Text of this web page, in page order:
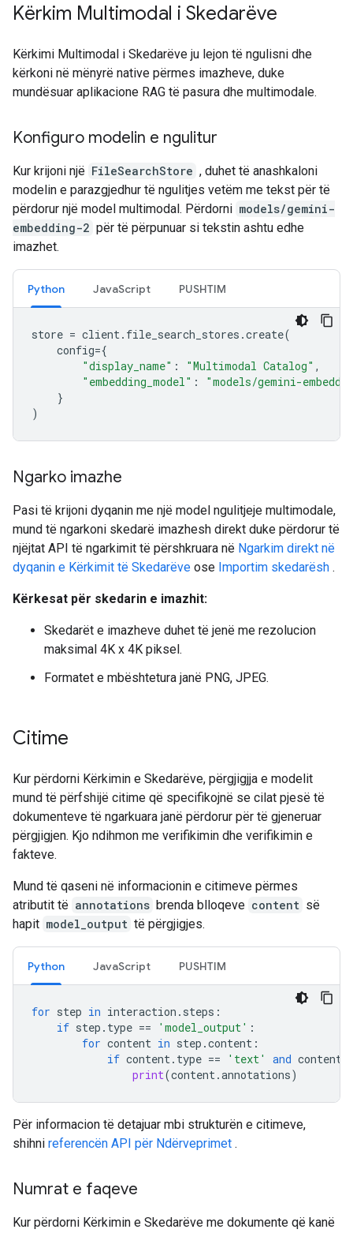
Kërkim Multimodal i Skedarëve
Kërkimi Multimodal i Skedarëve ju lejon të ngulisni dhe
kërkoni në mënyrë native përmes imazheve, duke
mundësuar aplikacione RAG të pasura dhe multimodale.
Konfiguro modelin e ngulitur
Kur krijoni një FileSearchStore , duhet të anashkaloni
modelin e parazgjedhur të ngulitjes vetëm me tekst për të
përdorur një model multimodal. Përdorni models/gemini-
embedding-2 për të përpunuar si tekstin ashtu edhe
imazhet.
Python JavaScript PUSHTIM
store = client. file_search_stores .create(
config={
"display_name" : "Multimodal Catalog" ,
"embedding_model" :
"models/gemini-
}
)
Ngarko imazhe
Pasi të krijoni dyqanin me një model ngulitjeje multimodale,
mund të ngarkoni skedarë imazhesh direkt duke përdorur të
njëjtat API të ngarkimit të përshkruara në Ngarkim direkt në
dyqanin e Kërkimit të Skedarëve ose Importim skedarësh .
Kërkesat për skedarin e imazhit:
Skedarët e imazheve duhet të jenë me rezolucion
maksimal 4K x 4K piksel.
Formatet e mbështetura janë PNG, JPEG.
Citime
Kur përdorni Kërkimin e Skedarëve, përgjigjja e modelit
mund të përfshijë citime që specifikojnë se cilat pjesë të
dokumenteve të ngarkuara janë përdorur për të gjeneruar
përgjigjen. Kjo ndihmon me verifikimin dhe verifikimin e
fakteve.
Mund të qaseni në informacionin e citimeve përmes
atributit të annotations brenda blloqeve content së
hapit model_output të përgjigjes.
Python JavaScript PUSHTIM
for step in interaction . steps :
if step . type == 'model_output' :
for content in step .content :
if content. type == 'text' and content
print(content.annotations)
Për informacion të detajuar mbi strukturën e citimeve,
shihni referencën API për Ndërveprimet .
Numrat e faqeve
Kur përdorni Kërkimin e Skedarëve me dokumente që kanë